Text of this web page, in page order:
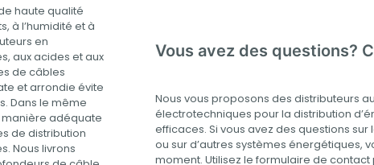
haute qualité
à l’humidité et à
en
aux acides et aux
de câbles
et arrondie évite
Dans le même
adéquate
de distribution
Nous livrons
Vous avez des questions?
Nous vous proposons des distributeurs
électrotechniques pour la distribution
efficaces. Si vous avez des questions
ou sur d’autres systèmes énergétiques,
moment. Utilisez le formulaire de